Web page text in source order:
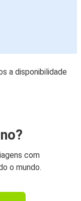
a disponibilidade
com
o mundo.